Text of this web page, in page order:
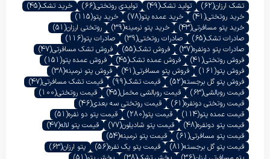
تشک ارزان(62) تولید تشک(49) تولیدی روتختی(66) خرید تشک(45)
خرید روتختی(41) خرید عمده پتو(78) خرید پتو(115)
خرید پتو مسافرتی(43) خرید پتو نرمینه(39) روتختی ارزان(51)
صادرات تشک(65) صادرات روتختی(39) صادرات پتو(116)
صادرات پتو دونفره(37) فروش تشک(55) فروش تشک مسافرتی(47)
فروش روتختی(41) فروش عمده تشک(45) فروش عمده پتو(151)
فروش پتو(161) فروش پتو مسافرتی(41) فروش پتو نرمینه(38)
فروش پتو گل برجسته(52) قیمت تشک(99) قیمت تشک مسافرتی(47)
قیمت روبالشی(63) قیمت روبالشی مخمل(45) قیمت روتختی(100)
قیمت روتختی دونفره(61) قیمت روتختی سه بعدی(46)
قیمت عمده پتو(114) قیمت پتو(280) قیمت پتو دو نفره(51)
قیمت پتو دونفره(48) قیمت پتو شادیلون(77) قیمت پتو لاله(47)
قیمت پتو مسافرتی(61) قیمت پتو نرمینه(54)
قیمت پتو گل برجسته(81) قیمت پتو یک نفره(56) پتو ارزان(63)